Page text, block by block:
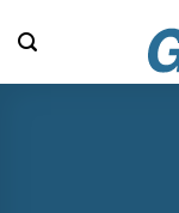
Inhalt
springen